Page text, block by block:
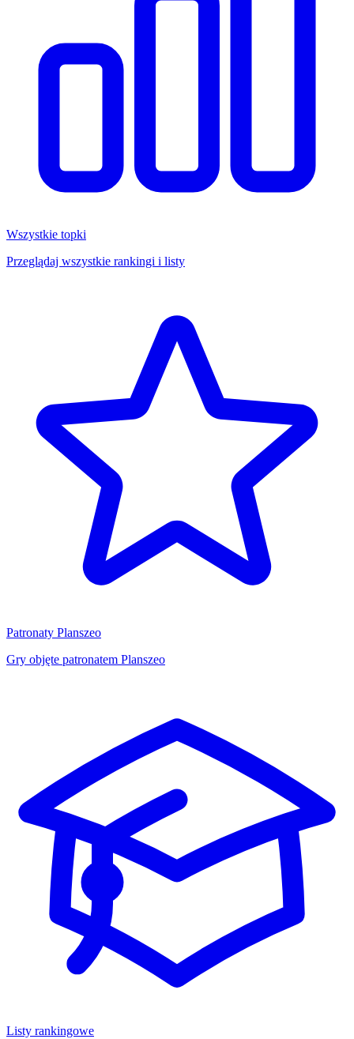
Wszystkie topki
Przeglądaj wszystkie rankingi i listy
Patronaty Planszeo
Gry objęte patronatem Planszeo
Listy rankingowe